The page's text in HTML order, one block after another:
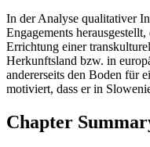
In der Analyse qualitativer
Engagements
Errichtung einer
Herkunftsland bzw. in
andererseits den Boden für
motiviert, dass er in
Chapter